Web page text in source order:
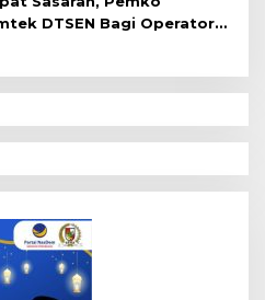
DTSEN Bagi Operator